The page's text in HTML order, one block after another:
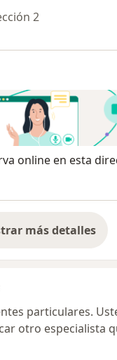
2
online en esta
más detalles
sobre la
particulares.
otro especialista